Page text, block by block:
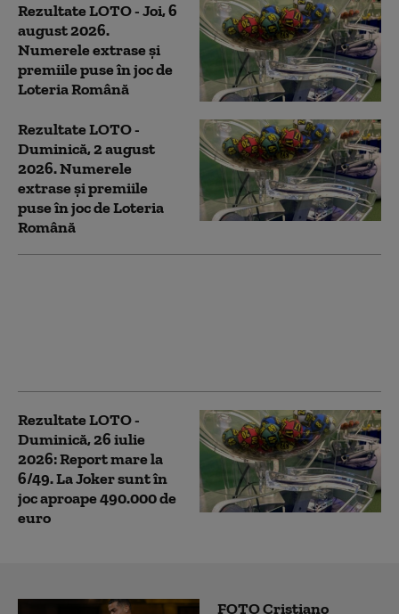
Rezultate LOTO - Joi, 6
august 2026.
Numerele extrase și
premiile puse în joc de
Loteria Română
Rezultate LOTO -
Duminică, 2 august
2026. Numerele
extrase și premiile
puse în joc de Loteria
Română
Rezultate LOTO -
Duminică, 26 iulie
2026: Report mare la
6/49. La Joker sunt în
joc aproape 490.000 de
euro
FOTO Cristiano